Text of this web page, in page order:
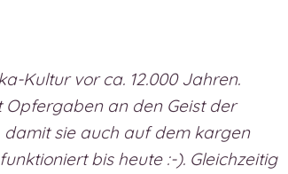
Kultur vor ca. 12.000 Jahren.
an den Geist der
damit sie auch auf dem kargen
bis heute :-). Gleichzeitig